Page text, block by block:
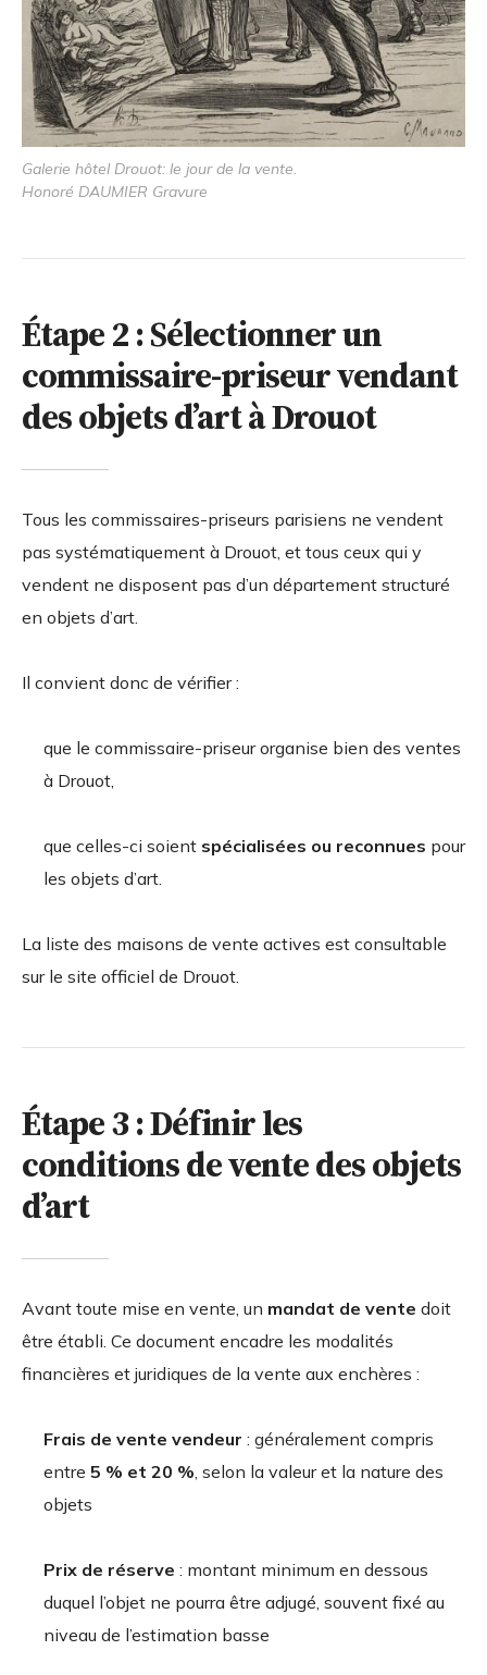
Galerie hôtel Drouot: le jour de la vente.
Honoré DAUMIER Gravure
Étape 2 : Sélectionner un
commissaire-priseur vendant
des objets d’art à Drouot
Tous les commissaires-priseurs parisiens ne vendent
pas systématiquement à Drouot, et tous ceux qui y
vendent ne disposent pas d’un département structuré
en objets d’art.
Il convient donc de vérifier :
que le commissaire-priseur organise bien des ventes
à Drouot,
que celles-ci soient spécialisées ou reconnues pour
les objets d’art.
La liste des maisons de vente actives est consultable
sur le site officiel de Drouot.
Étape 3 : Définir les
conditions de vente des objets
d’art
Avant toute mise en vente, un mandat de vente doit
être établi. Ce document encadre les modalités
financières et juridiques de la vente aux enchères :
Frais de vente vendeur : généralement compris
entre 5 % et 20 % , selon la valeur et la nature des
objets
Prix de réserve : montant minimum en dessous
duquel l’objet ne pourra être adjugé, souvent fixé au
niveau de l’estimation basse